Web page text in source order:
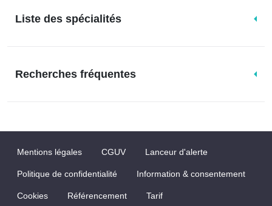
Liste des spécialités
Recherches fréquentes
Mentions légales CGUV Lanceur d'alerte
Politique de confidentialité Information & consentement
Cookies Référencement Tarif